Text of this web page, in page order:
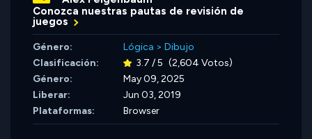
Conozca nuestras pautas de revisión de
juegos
Género: Lógica > Dibujo
Clasificación:
3.7 / 5 (2,604 Votos)
Género:
May 09, 2025
Liberar:
Jun 03, 2019
Plataformas:
Browser